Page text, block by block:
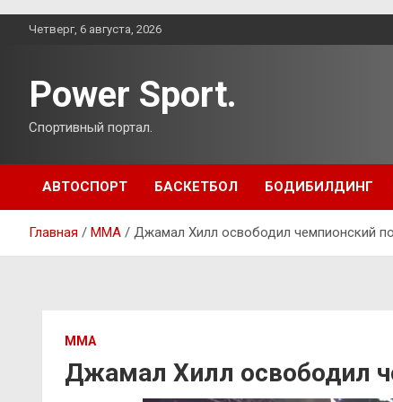
ПерейтиЧетверг, 6 августа, 2026
Power Sport.
Спортивный портал.
АВТОСПОРТ БАСКЕТБОЛ БОДИБИЛДИНГ
Главная ММА Джамал Хилл освободил чемпионский
ММА
Джамал Хилл освободил